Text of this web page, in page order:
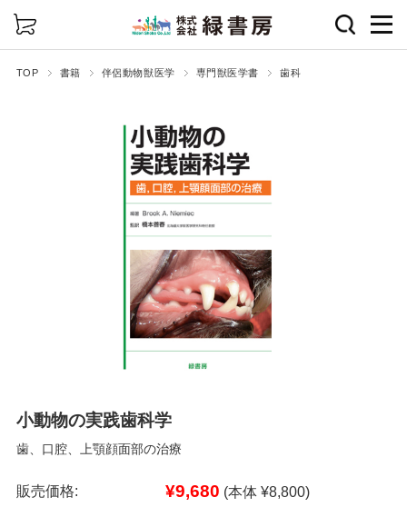
TOP 書籍 伴侶動物獣医学 専門獣医学書 歯科
小動物の実践歯科学
歯、口腔、上顎顔面部の治療
販売価格: ¥9,680 (本体 ¥8,800)